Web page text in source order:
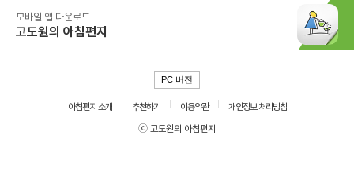
모바일 앱 다운로드
고도원의 아침편지
PC 버전
아침편지 소개 추천하기 이용약관
개인정보 처리방침
ⓒ 고도원의 아침편지